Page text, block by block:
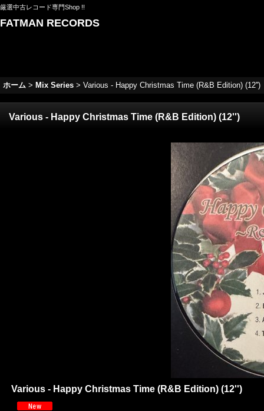
厳選中古レコード専門Shop !!
FATMAN RECORDS
ホーム > Mix Series > Various - Happy Christmas Time (R&B Edition) (12'')
Various - Happy Christmas Time (R&B Edition) (12'')
Various - Happy Christmas Time (R&B Edition) (12'')